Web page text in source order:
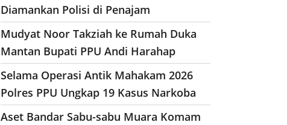
Diamankan Polisi di Penajam
Mudyat Noor Takziah ke Rumah Duka
Mantan Bupati PPU Andi Harahap
Selama Operasi Antik Mahakam 2026
Polres PPU Ungkap 19 Kasus Narkoba
Aset Bandar Sabu-sabu Muara Komam